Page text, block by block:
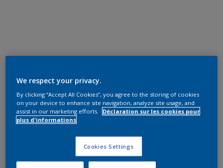
We respect your privacy.
By clicking “Accept All Cookies”, you agree to the storing of cookies
on your device to enhance site navigation, analyze site usage, and
assist in our marketing efforts.
Déclaration sur les cookies pour
plus d'informations
Cookies Settings